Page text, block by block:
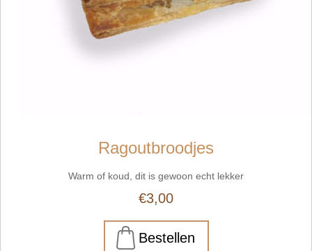
Ragoutbroodjes
Warm of koud, dit is gewoon echt lekker
€3,00